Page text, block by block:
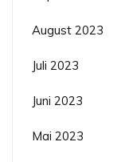
August 2023
Juli 2023
Juni 2023
Mai 2023